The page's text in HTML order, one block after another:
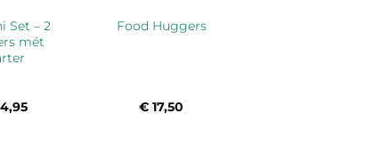
Set – 2
mét
Food Huggers
€ 17,50